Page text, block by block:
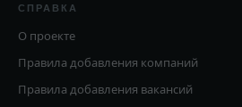
СПРАВКА
О проекте
Правила добавления компаний
Правила добавления вакансий